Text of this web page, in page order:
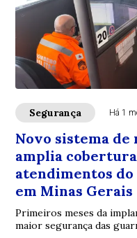
Segurança Há 1
Novo sistema
amplia
atendimentos
em Minas Gerais
Primeiros meses da
maior segurança das